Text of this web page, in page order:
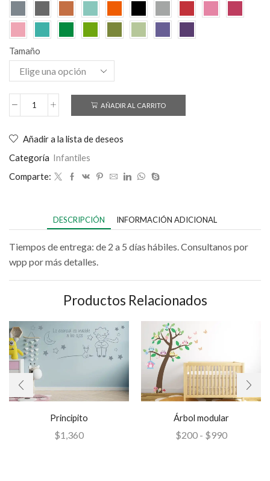
Tamaño
AÑADIR AL CARRITO
Añadir a la lista de deseos
Categoría Infantiles
Comparte:
DESCRIPCIÓN INFORMACIÓN ADICIONAL
Tiempos de entrega: de 2 a 5 días hábiles. Consultanos por
wpp por más detalles.
Productos Relacionados
Principito
$1,360
Árbol modular
$200 - $990